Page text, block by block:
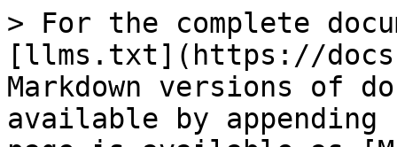
> For the complete
[llms.txt](https://
Markdown versions of
available by